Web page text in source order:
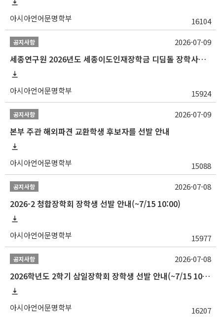
아시아언어문명학부 16104
공지사항
세종연구원 2026년도 세종이도인재장학금 디딤돌 장학사업 학자금대출 관련분야(원금상환, 이자지원) 신청 사업 안내
아시아언어문명학부 15924
2026-07-09
공지사항
본부 주관 해외파견 교환학생 후보자를 선발 안내
아시아언어문명학부 15088
2026-07-09
공지사항
2026-2 청합장학회 장학생 선발 안내(~7/15 10:00)
아시아언어문명학부 15977
2026-07-08
공지사항
2026학년도 2학기 삼일장학회 장학생 선발 안내(~7/15 10:00)
아시아언어문명학부 16207
2026-07-08